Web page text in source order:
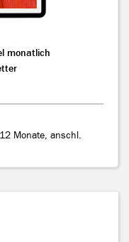
monatlich
Monate, anschl.